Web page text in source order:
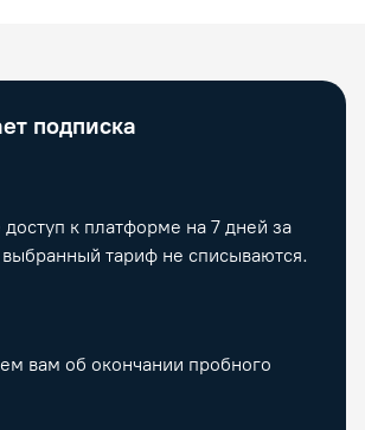
подписка
к платформе на 7 дней за
тариф не списываются.
вам об окончании пробного